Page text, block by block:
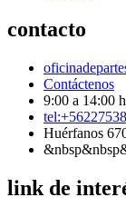
contacto
Contáctenos
9:00 a 14:00
Huérfanos
link de